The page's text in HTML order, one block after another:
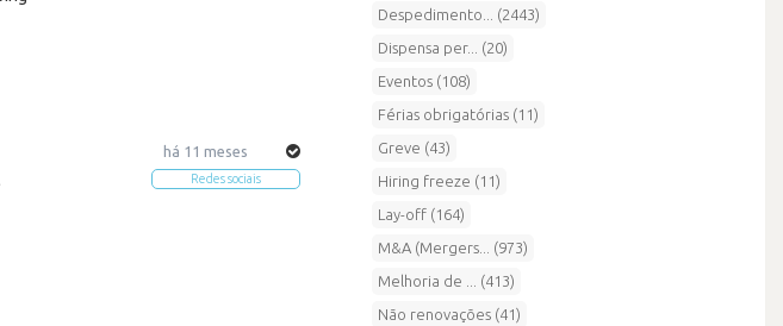
há 11 meses
Redes sociais
Despedimento... (2443)
Dispensa per... (20)
Eventos (108)
Férias obrigatórias (11)
Greve (43)
Hiring freeze (11)
Lay-off (164)
M&A (Mergers... (973)
Melhoria de ... (413)
Não renovações (41)